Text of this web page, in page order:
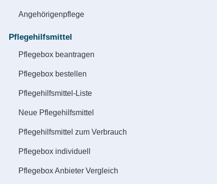
Angehörigenpflege
Pflegehilfsmittel
Pflegebox beantragen
Pflegebox bestellen
Pflegehilfsmittel-Liste
Neue Pflegehilfsmittel
Pflegehilfsmittel zum Verbrauch
Pflegebox individuell
Pflegebox Anbieter Vergleich